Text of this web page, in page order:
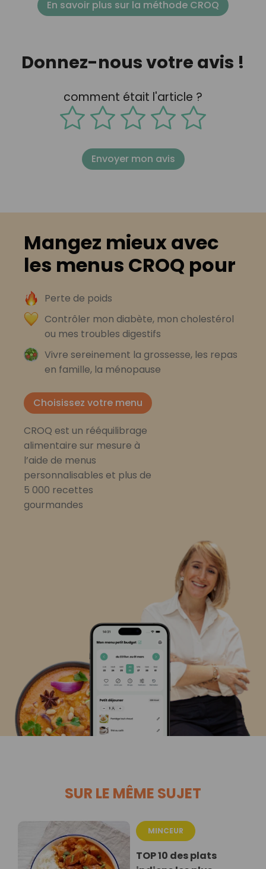
En savoir plus sur la méthode CROQ
Donnez-nous votre avis !
comment était l'article ?
Envoyer mon avis
Mangez mieux avec
les menus CROQ pour
Perte de poids
Contrôler mon diabète, mon cholestérol
ou mes troubles digestifs
Vivre sereinement la grossesse, les repas
en famille, la ménopause
Choisissez votre menu
CROQ est un rééquilibrage
alimentaire sur mesure à
l’aide de menus
personnalisables et plus de
5 000 recettes
gourmandes
SUR LE MÊME SUJET
MINCEUR
TOP 10 des plats